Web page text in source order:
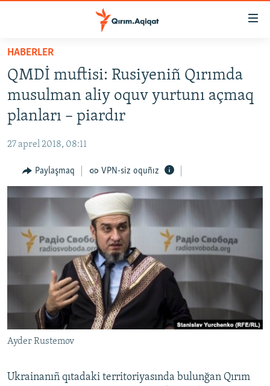
Esas
mündericege
qaytmaq
Baş
navigatsiyağa
qaytmaq
Qıdıruvğa
qaytmaq
HABERLER
SİYASET
İQTİSADİYAT
MEDENİYET
İNSAN AQLARI
BLOGLAR
FİKİR
Русский
Українською
QOŞULIÑIZ!
HABERLER
QMDİ muftisi: Rusiyeniñ Qırımda
musulman aliy oquv yurtunı açmaq
planları – piardır
27 aprel 2018, 08:11
Paylaşmaq VPN-siz oquñız
Ayder Rustemov
Ukrainanıñ qıtadaki territoriyasında bulunğan Qırım